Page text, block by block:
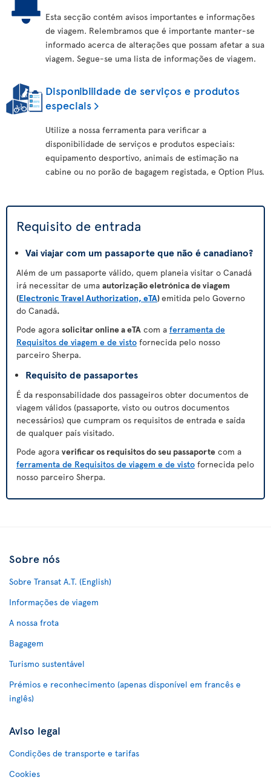
Esta secção contém avisos importantes e informações
de viagem. Relembramos que é importante manter-se
informado acerca de alterações que possam afetar a sua
viagem. Segue-se uma lista de informações de viagem.
Disponibilidade de serviços e produtos
especiais
Utilize a nossa ferramenta para verificar a
disponibilidade de serviços e produtos especiais:
equipamento desportivo, animais de estimação na
cabine ou no porão de bagagem registada, e Option Plus.
Requisito de entrada
Vai viajar com um passaporte que não é canadiano?
Além de um passaporte válido, quem planeia visitar o Canadá
irá necessitar de uma autorização eletrónica de viagem
(Electronic Travel Authorization, eTA)emitida pelo Governo
do Canadá.
Pode agora solicitar online a eTA com a ferramenta de
Requisitos de viagem e de visto fornecida pelo nosso
parceiro Sherpa.
Requisito de passaportes
É da responsabilidade dos passageiros obter documentos de
viagem válidos (passaporte, visto ou outros documentos
necessários) que cumpram os requisitos de entrada e saída
de qualquer país visitado.
Pode agora verificar os requisitos do seu passaporte com a
ferramenta de Requisitos de viagem e de visto fornecida pelo
nosso parceiro Sherpa.
Sobre nós
Sobre Transat A.T. (English)
Informações de viagem
A nossa frota
Bagagem
Turismo sustentável
Prémios e reconhecimento (apenas disponível em francês e
inglês)
Aviso legal
Condições de transporte e tarifas
Cookies